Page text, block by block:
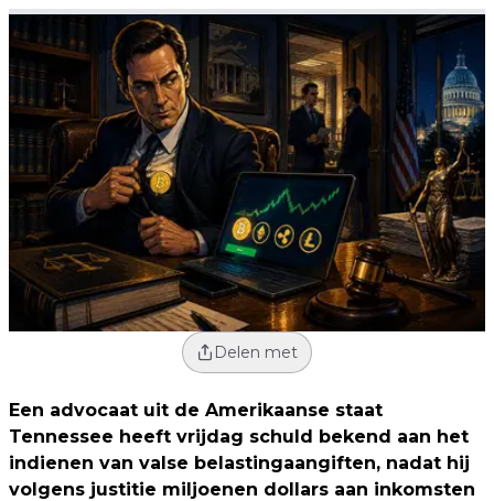
Delen met
Een advocaat uit de Amerikaanse staat
Tennessee heeft vrijdag schuld bekend aan het
indienen van valse belastingaangiften, nadat hij
volgens justitie miljoenen dollars aan inkomsten